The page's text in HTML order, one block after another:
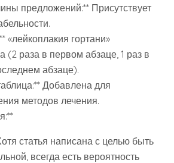
предложений:** Присутствует
«лейкоплакия гортани»
(2 раза в первом абзаце, 1 раз в
абзаце).
Добавлена для
методов лечения.
статья написана с целью быть
всегда есть вероятность